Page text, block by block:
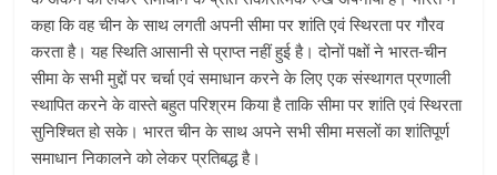
कहा कि वह चीन के साथ लगती अपनी सीमा पर शांति एवं स्थिरता पर गौरव
करता है। यह स्थिति आसानी से प्राप्त नहीं हुई है। दोनों पक्षों ने भारत-चीन
सीमा के सभी मुद्दों पर चर्चा एवं समाधान करने के लिए एक संस्थागत प्रणाली
स्थापित करने के वास्ते बहुत परिश्रम किया है ताकि सीमा पर शांति एवं स्थिरता
सुनिश्चित हो सके। भारत चीन के साथ अपने सभी सीमा मसलों का शांतिपूर्ण
समाधान निकालने को लेकर प्रतिबद्ध है।